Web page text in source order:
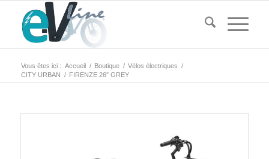
Vous êtes ici : Accueil / Boutique / Vélos électriques /
CITY URBAN / FIRENZE 26″ GREY